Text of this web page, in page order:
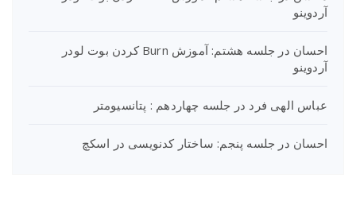
آردوینو
احسان در
جلسه هشتم: آموزش Burn کردن بوت لودر
آردوینو
عباس الهی فرد در جلسه چهاردهم : پتانسیومتر
احسان در جلسه پنجم: ساختار کدنویسی در اسکچ